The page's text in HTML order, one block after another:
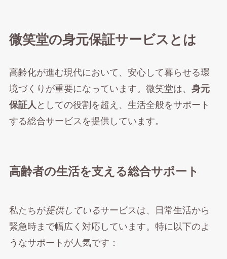
微笑堂の身元保証サービスとは
高齢化が進む現代において、安心して暮らせる環
境づくりが重要になっています。微笑堂は、 身元
保証人 としての役割を超え、生活全般をサポート
する総合サービスを提供しています。
高齢者の生活を支える総合サポート
私たちが提供しているサービスは、日常生活から
緊急時まで幅広く対応しています。特に以下のよ
うなサポートが人気です：